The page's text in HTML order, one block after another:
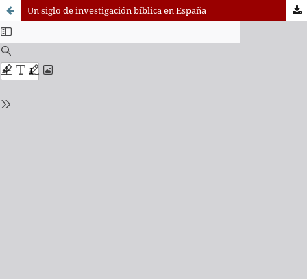
Un siglo de investigación bíblica en España